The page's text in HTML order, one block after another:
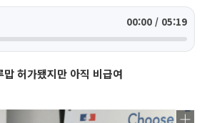
00:00 / 05:19
허가됐지만 아직 비급여